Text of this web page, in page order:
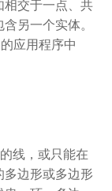
相交于一点、共
另一个实体。
应用程序中
线，或只能在
多边形或多边形